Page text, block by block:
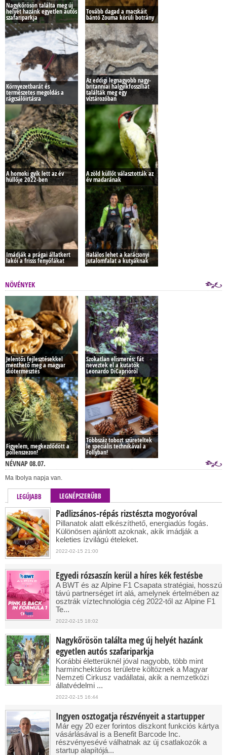
Nagykőrösön találta meg új
helyét hazánk egyetlen autós
szafariparkja
Tovább dagad a macskáit
bántó Zouma körüli botrány
Környezetbarát és
természetes megoldás a
rágcsálóirtásra
Az eddigi legnagyobb nagy-
britanniai halgyíkfosszíliát
találták meg egy
víztározóban
A homoki gyík lett az év
hüllője 2022-ben
A zöld küllőt választották az
év madarának
Imádják a prágai állatkert
lakói a frisss fenyőfákat
Halálos lehet a karácsonyi
jutalomfalat a kutyáknak
NÖVÉNYEK
Jelentős fejlesztésekkel
menthető meg a magyar
diótermesztés
Szokatlan elismerés: fát
neveztek el a kutatók
Leonardo DiCaprióról
Figyelem, megkezdődött a
pollenszezon!
Többszáz tobozt szüreteltek
le speciális technikával a
Follyban!
NÉVNAP 08.07.
Ma Ibolya napja van.
LEGÚJABB LEGNÉPSZERŰBB
Padlizsános-répás rizstészta mogyoróval
Pillanatok alatt elkészíthető, energiadús fogás.
Különösen ajánlott azoknak, akik imádják a
keleties ízvilágú ételeket.
2022-02-15 21:00
Egyedi rózsaszín kerül a híres kék festésbe
A BWT és az Alpine F1 Csapata stratégiai, hosszú
távú partnerséget írt alá, amelynek értelmében az
osztrák víztechnológia cég 2022-től az Alpine F1
Te...
2022-02-15 18:02
Nagykőrösön találta meg új helyét hazánk
egyetlen autós szafariparkja
Korábbi életterüknél jóval nagyobb, több mint
harminchektáros területre költöznek a Magyar
Nemzeti Cirkusz vadállatai, akik a nemzetközi
állatvédelmi ...
2022-02-15 16:44
Ingyen osztogatja részvényeit a startupper
Már egy 20 ezer forintos diszkont funkciós kártya
vásárlásával is a Benefit Barcode Inc.
részvényesévé válhatnak az új csatlakozók a
startup alapítójá...